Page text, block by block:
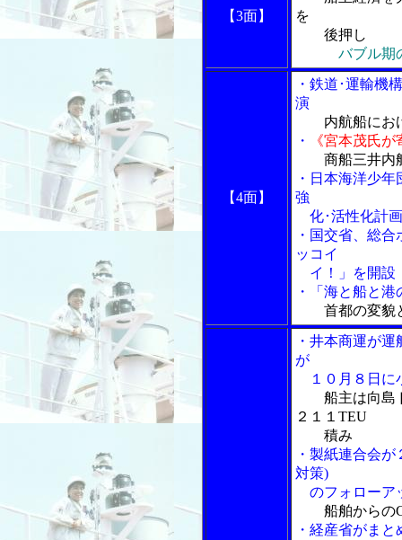
【3面】
を
後押し
バブル期
【4面】
・鉄道･運輸機
演
内航船にお
・
《宮本茂氏が
商船三井内
・日本海洋少
強
化･活性化計
・国交省、総
ッコイ
イ！」を開設
・「海と船と
首都の変
・井本商運が
が
１０月８日に
船主は向島
２１１TEU
積み
・製紙連合会
対策)
のフォローア
船舶からの
・経産省がま